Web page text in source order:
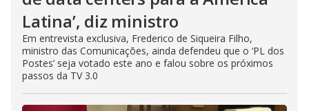
Latina’, diz ministro
Em entrevista exclusiva, Frederico de Siqueira Filho,
ministro das Comunicações, ainda defendeu que o ‘PL dos
Postes’ seja votado este ano e falou sobre os próximos
passos da TV 3.0